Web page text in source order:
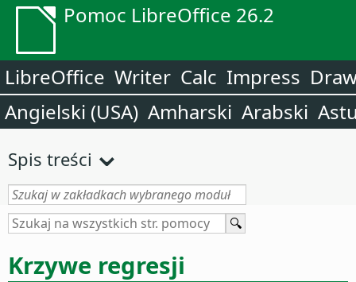
Pomoc LibreOffice 26.2
LibreOffice Writer Calc Impress
Angielski (USA) Amharski Arabski
Spis treści
Krzywe regresji